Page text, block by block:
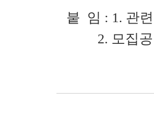
붙 임 : 1. 관
2. 모집공